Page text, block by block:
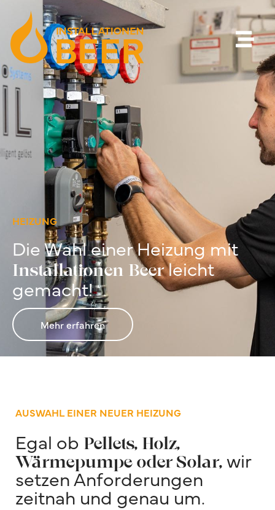
HEIZUNG
Die Wahl einer Heizung mit
Installationen Beerleicht
gemacht!
Mehr erfahren
AUSWAHL EINER NEUER HEIZUNG
Egal ob Pellets, Holz,
Wärmepumpe oder Solar, wir
setzen Anforderungen
zeitnah und genau um.